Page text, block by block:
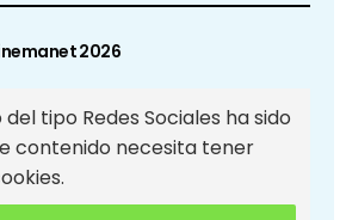
2026
tipo Redes Sociales ha sido
contenido necesita tener